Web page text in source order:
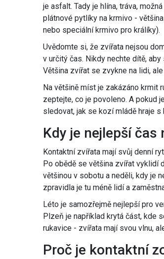
je asfalt. Tady je hlína, tráva,
plátnové pytlíky na krmivo -
nebo speciální krmivo pro králíky).
Uvědomte si, že zvířata nejsou
v určitý čas. Nikdy nechte dítě,
Většina zvířat se zvykne na lidi,
Na většině míst je zakázáno
zeptejte, co je povoleno. A pokud
sledovat, jak se kozí mládě hraje s
Kdy je nejlepší čas
Kontaktní zvířata mají svůj denní
Po obědě se většina zvířat vyklidí
většinou v sobotu a neděli, kdy je
zpravidla je tu méně lidí a
Léto je samozřejmě nejlepší pro
Plzeň je například krytá část, kde
rukavice - zvířata mají svou vlnu,
Proč je kontaktní